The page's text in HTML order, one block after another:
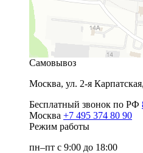
Самовывоз
Москва, ул. 2-я
Бесплатный звонок по РФ
Москва +7 495 374 80 90
Режим работы
пн–пт с 9:00 до 18:00